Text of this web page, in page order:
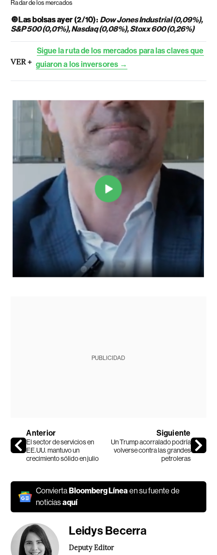
Radar de los mercados
🔘Las bolsas ayer (2/10): Dow Jones Industrial (0,09%),
S&P 500 (0,01%), Nasdaq (0,08%), Stoxx 600 (0,26%)
VER +
Sigue la ruta de los mercados para las claves que
guiaron a los inversores →
PUBLICIDAD
Anterior
El sector de servicios en
EE.UU. mantuvo un
crecimiento sólido en julio
Siguiente
Un Trump acorralado podría
volverse contra las grandes
petroleras
ConviertaBloomberg Líneaen su fuente de
noticiasaquí
Leidys Becerra
Deputy Editor